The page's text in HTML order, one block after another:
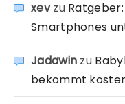
xevzu
Smartphones
Jadawin zu
bekommt